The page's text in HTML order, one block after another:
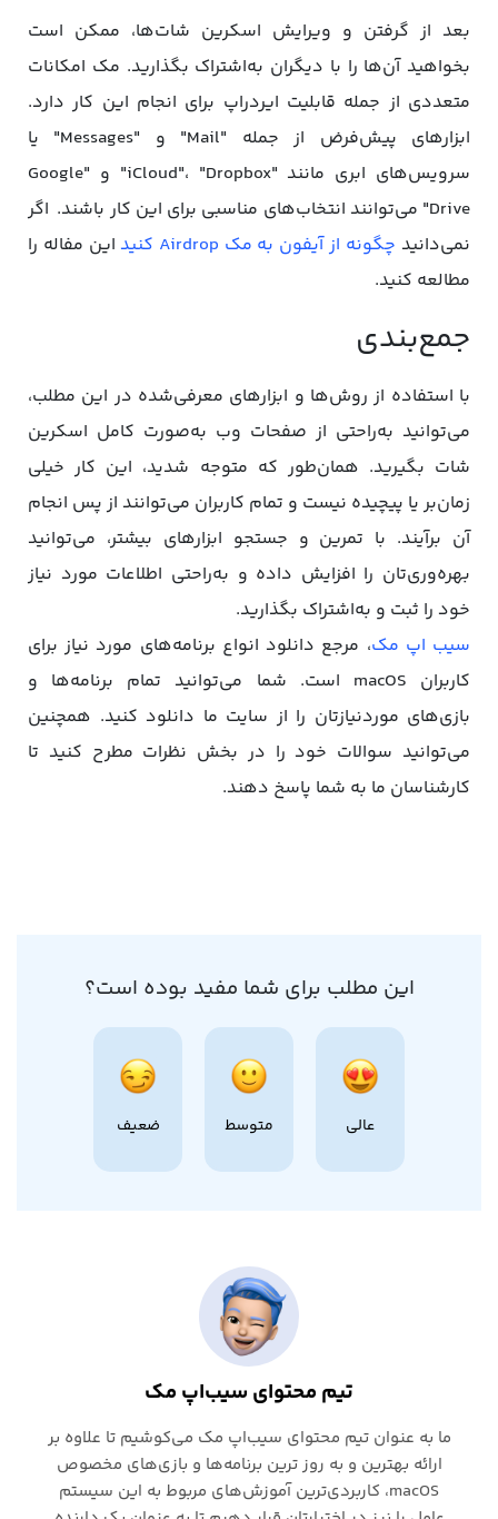
بعد از گرفتن و ویرایش اسکرین شات‌ها، ممکن است
بخواهید آن‌ها را با دیگران به‌اشتراک بگذارید. مک امکانات
متعددی از جمله قابلیت ایردراپ برای انجام این کار دارد.
ابزارهای پیش‌فرض از جمله "Mail" و "Messages" یا
سرویس‌های ابری مانند "iCloud"، "Dropbox" و "Google
Drive" می‌توانند انتخاب‌های مناسبی برای این کار باشند. اگر
نمی‌دانید چگونه از آیفون به مک Airdrop کنید
این مفاله را
مطالعه کنید.
جمع‌بندی
با استفاده از روش‌ها و ابزارهای معرفی‌شده در این مطلب،
می‌توانید به‌راحتی از صفحات وب به‌صورت کامل اسکرین
شات بگیرید. همان‌طور که متوجه شدید، این کار خیلی
زمان‌بر یا پیچیده نیست و تمام کاربران می‌توانند از پس انجام
آن برآیند. با تمرین و جستجو ابزارهای بیشتر، می‌توانید
بهره‌وری‌تان را افزایش داده و به‌راحتی اطلاعات مورد نیاز
خود را ثبت و به‌اشتراک بگذارید.
سیب اپ مک، مرجع دانلود انواع برنامه‌های مورد نیاز برای
کاربران macOS است. شما می‌توانید تمام برنامه‌ها و
بازی‌های موردنیازتان را از سایت ما دانلود کنید. همچنین
می‌توانید سوالات خود را در بخش نظرات مطرح کنید تا
کارشناسان ما به شما پاسخ دهند.
این مطلب برای شما مفید بوده است؟
عالی متوسط ضعیف
تیم محتوای سیب‌اپ مک
ما به عنوان تیم محتوای سیب‌اپ مک می‌کوشیم تا علاوه بر
ارائه بهترین و به روز ترین برنامه‌ها و بازی‌های مخصوص
macOS، کاربردی‌ترین آموزش‌های مربوط به این سیستم